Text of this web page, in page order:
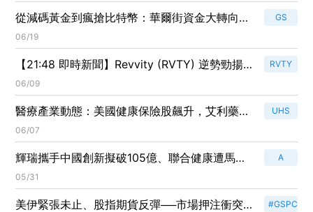
從減碼黃金到瘋搶比特幣：華爾街資金大轉向，
醫療創新股成冷門黑馬
GS
06/19
【21:48 即時新聞】Revvity (RVTY) 逆勢勁揚
逾5%／先前為醫療類股周線大輸家恐吸引低檔
買盤
RVTY
06/09
醫療產業動態：美國健康保險股飆升，艾利藥廠
簽署近20億合約！
UHS
06/07
輝瑞攜手中國創新擬破105億、聯合健康遭馬州
控訴要回逾1億、禮來近40億併購疫苗，醫療市
場大洗牌
A
05/31
美伊緊張未止、股指期貨反彈──市場押注衝突
#GSPC